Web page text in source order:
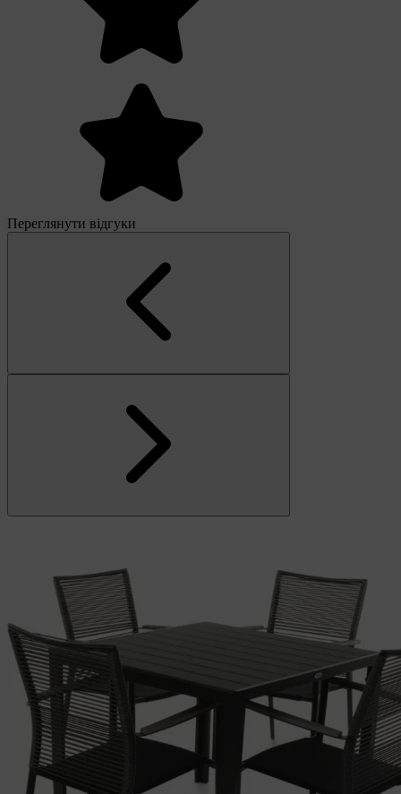
Переглянути відгуки